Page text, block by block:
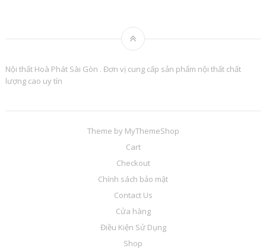
Nội thất Hoà Phát Sài Gòn . Đơn vị cung cấp sản phẩm nội thất chất
lượng cao uy tín
Theme by MyThemeShop
Cart
Checkout
Chính sách bảo mật
Contact Us
Cửa hàng
Điều Kiện Sử Dụng
Shop